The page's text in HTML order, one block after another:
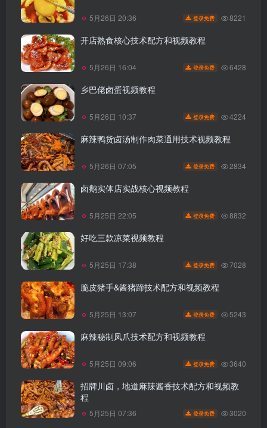
5月26日 20:36 登录免费 8221
开店熟食核心技术配方和视频教程
5月26日 16:04 登录免费 6428
乡巴佬卤蛋视频教程
5月26日 10:37 登录免费 4224
麻辣鸭货卤汤制作肉菜通用技术视频教程
5月26日 07:05 登录免费 2834
卤鹅实体店实战核心视频教程
5月25日 22:05 登录免费 8832
好吃三款凉菜视频教程
5月25日 17:38 登录免费 7028
脆皮猪手&酱猪蹄技术配方和视频教程
5月25日 13:07 登录免费 5243
麻辣秘制凤爪技术配方和视频教程
5月25日 09:06 登录免费 3640
招牌川卤，地道麻辣酱香技术配方和视频教
程
5月25日 07:36 登录免费 3020